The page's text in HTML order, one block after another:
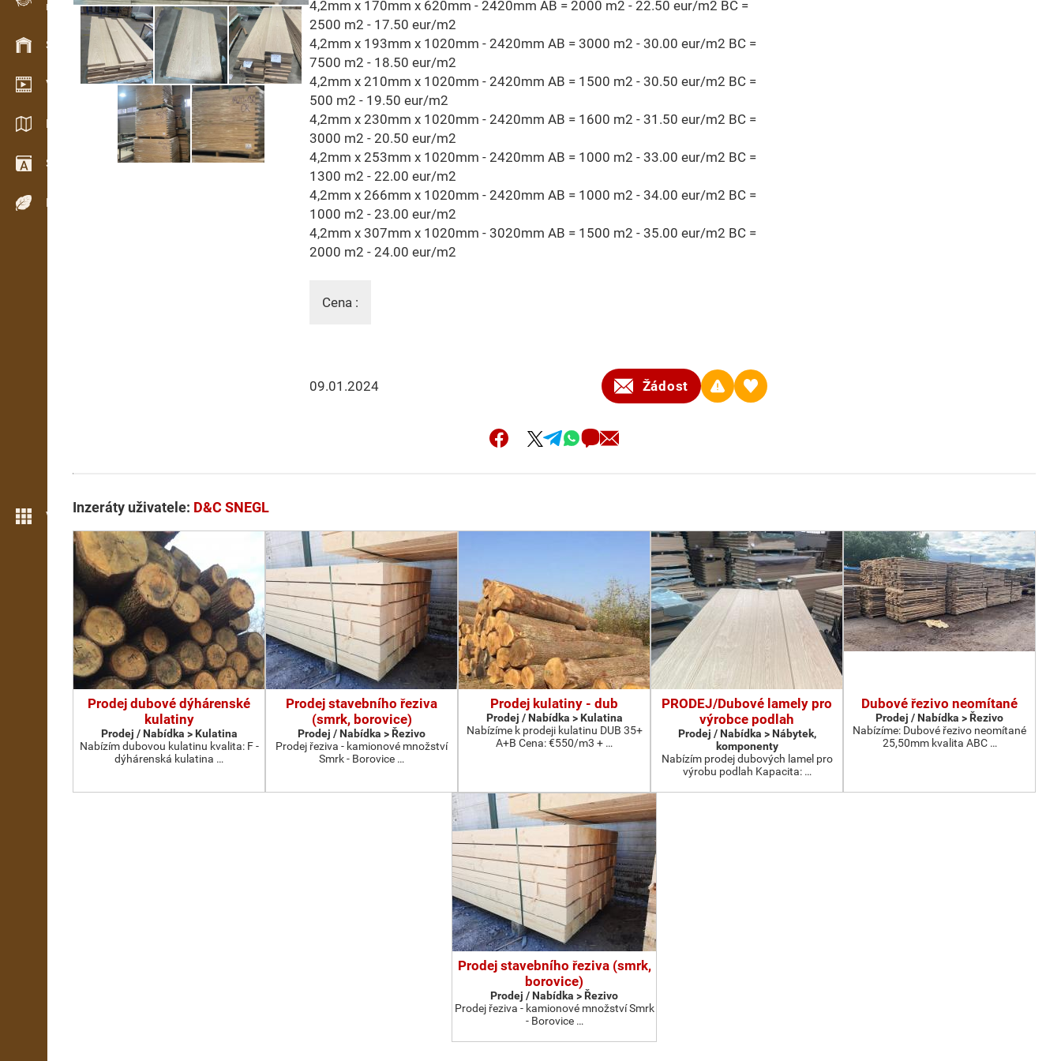
Evidence dřeva v terénu
Skladové hospodářství
Video showroom
Katalogy / Brožury
Slovník
Dřeviny
Více možností
4,2mm x 170mm x 620mm - 2420mm AB = 2000 m2 - 22.50 eur/m2 BC =
2500 m2 - 17.50 eur/m2
4,2mm x 193mm x 1020mm - 2420mm AB = 3000 m2 - 30.00 eur/m2 BC =
7500 m2 - 18.50 eur/m2
4,2mm x 210mm x 1020mm - 2420mm AB = 1500 m2 - 30.50 eur/m2 BC =
500 m2 - 19.50 eur/m2
4,2mm x 230mm x 1020mm - 2420mm AB = 1600 m2 - 31.50 eur/m2 BC =
3000 m2 - 20.50 eur/m2
4,2mm x 253mm x 1020mm - 2420mm AB = 1000 m2 - 33.00 eur/m2 BC =
1300 m2 - 22.00 eur/m2
4,2mm x 266mm x 1020mm - 2420mm AB = 1000 m2 - 34.00 eur/m2 BC =
1000 m2 - 23.00 eur/m2
4,2mm x 307mm x 1020mm - 3020mm AB = 1500 m2 - 35.00 eur/m2 BC =
2000 m2 - 24.00 eur/m2
Cena :
09.01.2024 Žádost
Inzeráty uživatele: D&C SNEGL
Prodej dubové dýhárenské
kulatiny
Prodej / Nabídka > Kulatina
Nabízím dubovou kulatinu kvalita: F -
dýhárenská kulatina …
Prodej stavebního řeziva
(smrk, borovice)
Prodej / Nabídka > Řezivo
Prodej řeziva - kamionové množství
Smrk - Borovice …
Prodej kulatiny - dub
Prodej / Nabídka > Kulatina
Nabízíme k prodeji kulatinu DUB 35+
A+B Cena: €550/m3 + …
PRODEJ/Dubové lamely pro
výrobce podlah
Prodej / Nabídka > Nábytek,
komponenty
Nabízím prodej dubových lamel pro
výrobu podlah Kapacita: …
Dubové řezivo neomítané
Prodej / Nabídka > Řezivo
Nabízíme: Dubové řezivo neomítané
25,50mm kvalita ABC …
Prodej stavebního řeziva (smrk,
borovice)
Prodej / Nabídka > Řezivo
Prodej řeziva - kamionové množství Smrk
- Borovice …